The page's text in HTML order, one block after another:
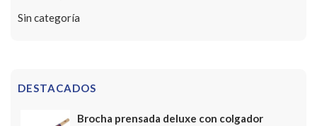
Sin categoría
DESTACADOS
Brocha prensada deluxe con colgador